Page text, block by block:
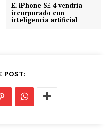
El iPhone SE 4 vendría
incorporado con
inteligencia artificial
POST: